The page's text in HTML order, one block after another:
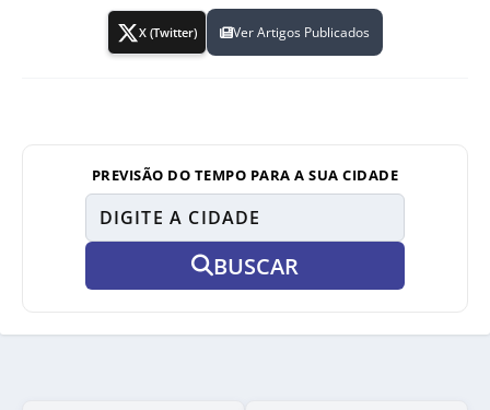
X (Twitter) Ver Artigos Publicados
PREVISÃO DO TEMPO PARA A SUA CIDADE
BUSCAR